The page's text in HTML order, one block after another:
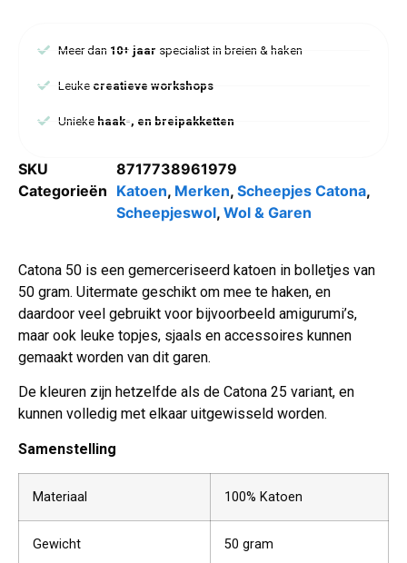
Meer dan 10+ jaar specialist in breien & haken
Leuke creatieve workshops
Uniekehaak-, en breipakketten
SKU
8717738961979
Categorieën Katoen, Merken, Scheepjes Catona,
Scheepjeswol, Wol & Garen
Catona 50 is een gemerceriseerd katoen in bolletjes van
50 gram. Uitermate geschikt om mee te haken, en
daardoor veel gebruikt voor bijvoorbeeld amigurumi’s,
maar ook leuke topjes, sjaals en accessoires kunnen
gemaakt worden van dit garen.
De kleuren zijn hetzelfde als de Catona 25 variant, en
kunnen volledig met elkaar uitgewisseld worden.
Samenstelling
Materiaal 100% Katoen
Gewicht 50 gram